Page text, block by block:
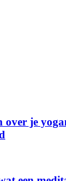
over je